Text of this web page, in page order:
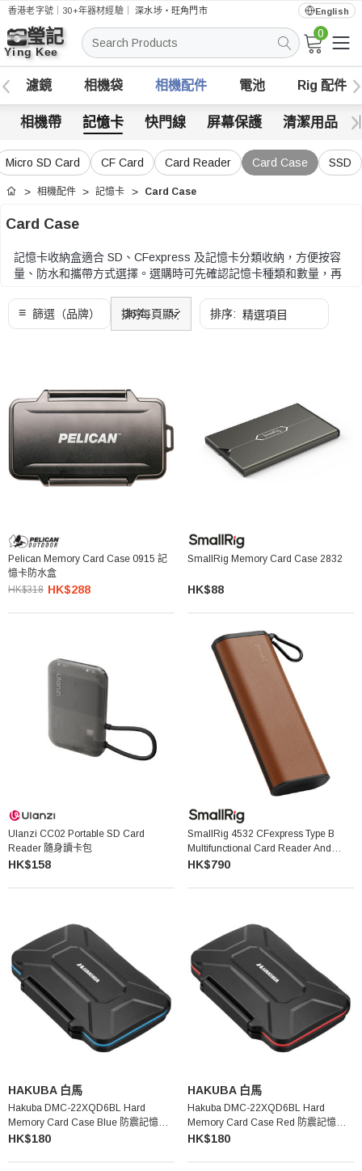
香港老字號｜30+年器材經驗｜深水埗・旺角門市 English
搜
索
0
濾鏡 相機袋 相機配件 電池 Rig 配件
相機帶 記憶卡 快門線 屏幕保護 清潔用品
Micro SD Card CF Card Card Reader Card Case SSD
首頁 相機配件 記憶卡 Card Case
Card Case
記憶卡收納盒適合 SD、CFexpress 及記憶卡分類收納，方便按容
量、防水和攜帶方式選擇。選購時可先確認記憶卡種類和數量，再
選購時可先確認記憶卡種類和數量，再比較防水、防撞、標籤、卡
槽排列和攜帶方式。
Pelican Memory Card Case 0915 記
憶卡防水盒
HK$318 HK$288
SmallRig Memory Card Case 2832
HK$88
Ulanzi CC02 Portable SD Card
Reader 隨身讀卡包
HK$158
SmallRig 4532 CFexpress Type B
Multifunctional Card Reader And
Storage Case 多功能讀卡器兼收納盒
HK$790
HAKUBA 白馬
Hakuba DMC-22XQD6BL Hard
Memory Card Case Blue 防震記憶卡
收納盒 (XQD/CFexpress Type B卡適用
HK$180
HAKUBA 白馬
Hakuba DMC-22XQD6BL Hard
Memory Card Case Red 防震記憶卡
收納盒 (XQD/CFexpress Type B卡適用
HK$180